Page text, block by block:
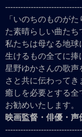
「いのちのものが
た素晴らしい曲たち
私たちは母なる地球
生けるもの全てに捧
星野ゆかさんの歌声
さと共に伝わってき
癒しを必要とする全
お勧めいたします。
映画監督・俳優・声